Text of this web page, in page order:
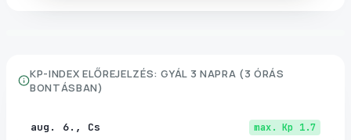
KP-INDEX ELŐREJELZÉS: GYÁL 3 NAPRA (3 ÓRÁS
BONTÁSBAN)
aug. 6., Cs max. Kp 1.7